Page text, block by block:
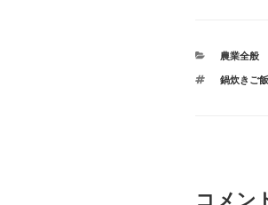
カ
ゴ
農業全般
タ
鍋炊きご飯
コメン